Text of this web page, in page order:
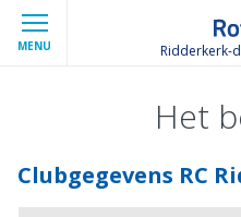
MENU Ridderkerk-
Het
Clubgegevens RC